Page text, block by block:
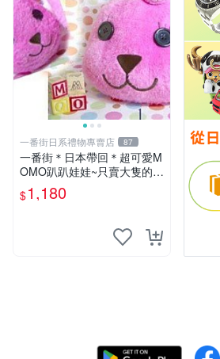
一番街日系禮物專賣店 87
一番街＊日本帶回＊超可愛M
OMO趴趴娃娃~只賣大隻的1
號~單隻價～生日禮物
$1,180